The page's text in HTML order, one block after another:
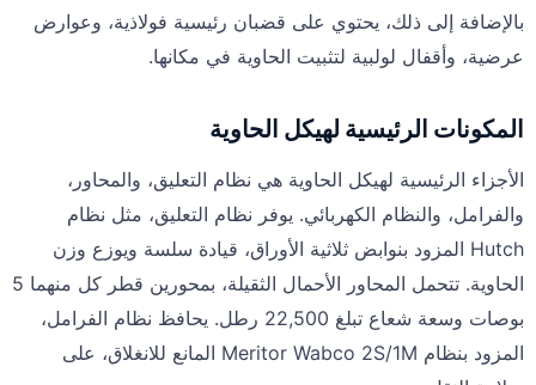
بالإضافة إلى ذلك، يحتوي على قضبان رئيسية فولاذية، وعوارض
عرضية، وأقفال لولبية لتثبيت الحاوية في مكانها.
المكونات الرئيسية لهيكل الحاوية
الأجزاء الرئيسية لهيكل الحاوية هي نظام التعليق، والمحاور،
والفرامل، والنظام الكهربائي. يوفر نظام التعليق، مثل نظام
Hutch المزود بنوابض ثلاثية الأوراق، قيادة سلسة ويوزع وزن
الحاوية. تتحمل المحاور الأحمال الثقيلة، بمحورين قطر كل منهما 5
بوصات وسعة شعاع تبلغ 22,500 رطل. يحافظ نظام الفرامل،
المزود بنظام Meritor Wabco 2S/1M المانع للانغلاق، على